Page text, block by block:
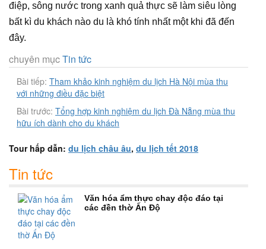
điệp, sông nước trong xanh quả thực sẽ làm siêu lòng
bất kì du khách nào du là khó tính nhất một khi đã đến
đây.
chuyên mụcTin tức
Bài tiếp: Tham khảo kinh nghiệm du lịch Hà Nội mùa thu
với những điều đặc biệt
Bài trước: Tổng hợp kinh nghiệm du lịch Đà Nẵng mùa thu
hữu ích dành cho du khách
Tour hấp dẫn: du lịch châu âu, du lịch tết 2018
Tin tức
Văn hóa ẩm thực chay độc đáo tại
các đền thờ Ấn Độ